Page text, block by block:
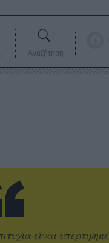
Αναζήτηση
είναι